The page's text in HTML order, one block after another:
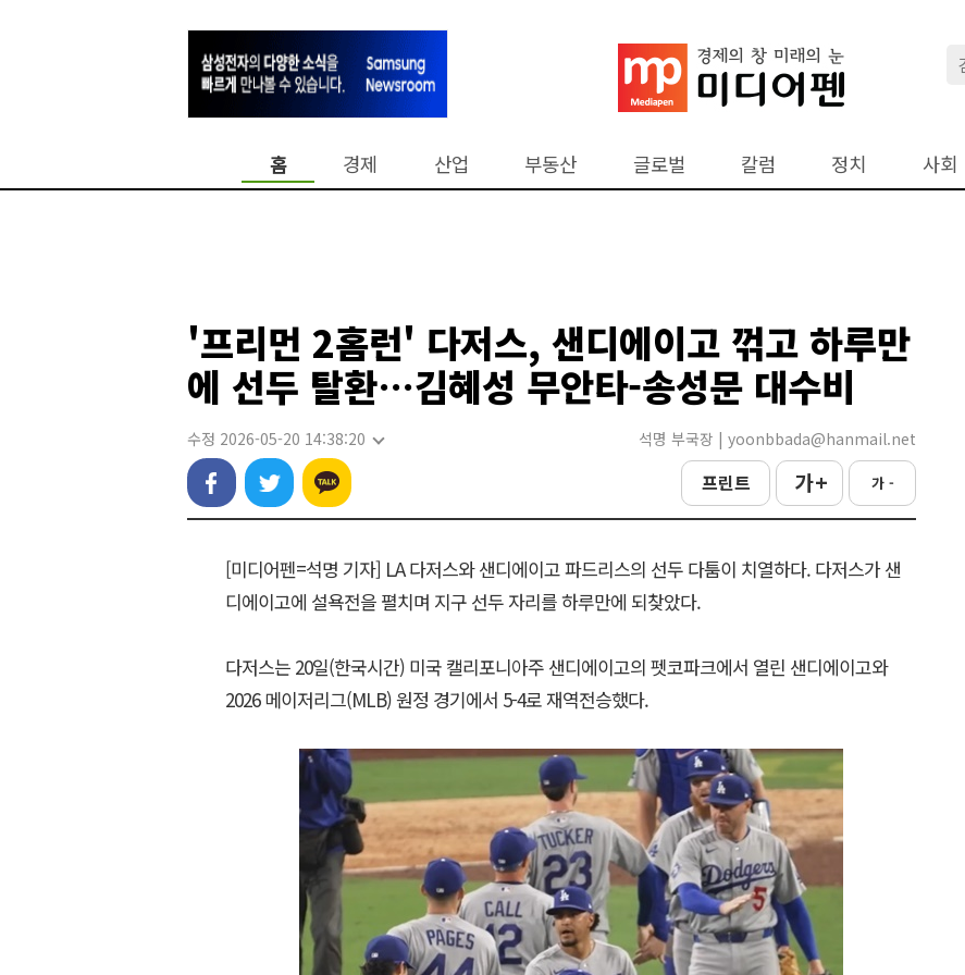
홈 경제 산업 부동산 글로벌 칼럼 정치 사회
'프리먼 2홈런' 다저스, 샌디에이고 꺾고 하루만
에 선두 탈환…김혜성 무안타-송성문 대수비
수정 2026-05-20 14:38:20 석명 부국장 | yoonbbada@hanmail.net
프린트 가 + 가 -
[미디어펜=석명 기자] LA 다저스와 샌디에이고 파드리스의 선두 다툼이 치열하다. 다저스가 샌
디에이고에 설욕전을 펼치며 지구 선두 자리를 하루만에 되찾았다.
다저스는 20일(한국시간) 미국 캘리포니아주 샌디에이고의 펫코파크에서 열린 샌디에이고와
2026 메이저리그(MLB) 원정 경기에서 5-4로 재역전승했다.